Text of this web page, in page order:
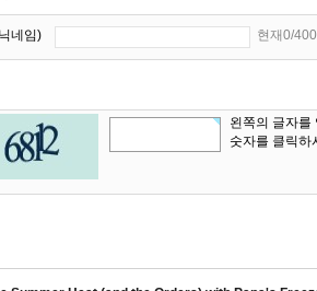
네임) 현재0/
왼쪽의 글자를
숫자를 클릭하